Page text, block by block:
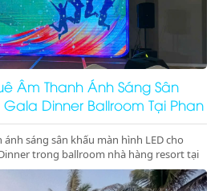
Âm Thanh Ánh Sáng Sân
Gala Dinner Ballroom Tại Phan
Thuận Ninh Chữ Vĩnh Hy
sáng sân khấu màn hình LED cho
trong ballroom nhà hàng resort tại
Thuận, Ninh Chữ, Vĩnh Hy chuyên
nhận ưu đãi lớn!